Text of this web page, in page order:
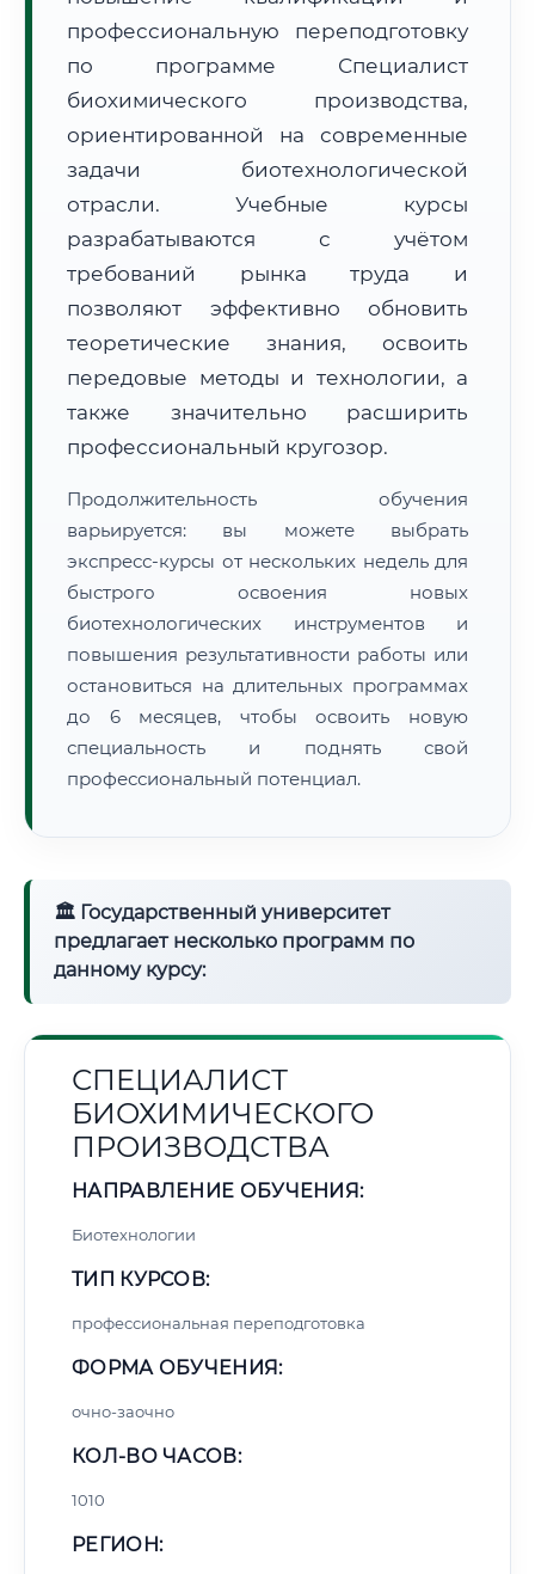
Расчет логистики оригиналов:
• Экспресс-доставка СДЭК / Почтой:4–6 рабочих дней
📜 Документы и аккредитация
🔍Нажмите на документ для увеличения и просмотра
профессиональную переподготовку
по программе Специалист
биохимического производства,
ориентированной на современные
задачи биотехнологической
отрасли. Учебные курсы
разрабатываются с учётом
требований рынка труда и
позволяют эффективно обновить
теоретические знания, освоить
передовые методы и технологии, а
также значительно расширить
профессиональный кругозор.
Продолжительность обучения
варьируется: вы можете выбрать
экспресс-курсы от нескольких недель для
быстрого освоения новых
биотехнологических инструментов и
повышения результативности работы или
остановиться на длительных программах
до 6 месяцев, чтобы освоить новую
специальность и поднять свой
профессиональный потенциал.
🏛 Государственный университет
предлагает несколько программ по
данному курсу:
СПЕЦИАЛИСТ
БИОХИМИЧЕСКОГО
ПРОИЗВОДСТВА
НАПРАВЛЕНИЕ ОБУЧЕНИЯ:
Биотехнологии
ТИП КУРСОВ:
профессиональная переподготовка
ФОРМА ОБУЧЕНИЯ:
очно-заочно
КОЛ-ВО ЧАСОВ:
1010
РЕГИОН: